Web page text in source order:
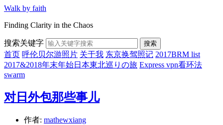
Walk by faith
Finding Clarity in the Chaos
搜索关键字 搜索
首页 呼伦贝尔游照片 关于我 东京换驾照记 2017BRM list
2017&2018年末年始日本東北巡りの旅 Express vpn看环法
swarm
对日外包那些事儿
作者: mathewxiang